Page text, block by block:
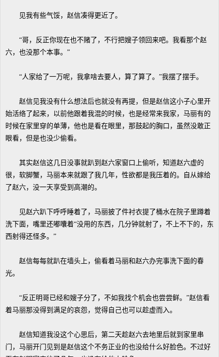
见我有些气馁，赵信凑得更近了。
“哥，反正你现在也不赌了，不行把嫂子领回来吧。我看那个赵
六，也没那个本事。”
“人家给了一万呢，我拿啥去要人，算了算了。”我摆了摆手。
赵信见我没有什么想法后也就没有再提，但是赵信这小子心里开
始活络了起来，以前他跟着我混的时候，也是经常来我家，马丽有的
时候在家里穿的单薄，他也是看在眼里，那鼓起的胸口，虽然没敢正
眼看，但是也没少偷看。
其实赵信这几日没事就趴到赵六家窗口上偷听，知道赵六虚的
很，软脚蟹，马丽本来就跟了我几年，性欲都是我压着的。自从嫁给
了赵六，没一天享受到高潮的。
见赵六趴下呼呼睡着了，马丽披了件衬衣提了桶水在院子里蹲着
洗下面，嘴里还嘟囔着“没用的东西，几分钟就射了，不上不下的，东
西射得还怪多。”
赵信每每就趴在墙头上，偷看着马丽和赵六办完事洗下面的春
光。
“反正明哥已经和嫂子分了，不如我找个机会也尝尝鲜。”赵信看
着马丽那没得到满足的哀怨，觉得自己也可以趁虚而入。
赵信知道我没这个心思后，第二天趁赵六去地里后就到家里串
门，马丽开门见到是赵信这个不务正业的也没给什么好脸色。不过好